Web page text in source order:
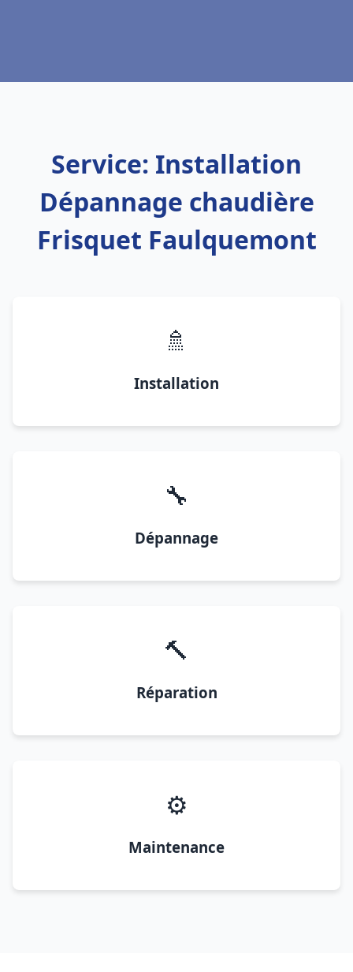
Service: Installation
Dépannage chaudière
Frisquet Faulquemont
🚿
Installation
🔧
Dépannage
🔨
Réparation
⚙️
Maintenance